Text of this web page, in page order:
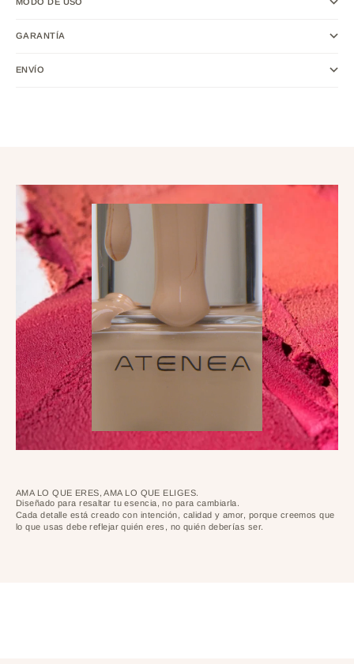
GARANTÍA
ENVÍO
AMA LO QUE ERES, AMA LO QUE ELIGES.
Diseñado para resaltar tu esencia, no para cambiarla.
Cada detalle está creado con intención, calidad y amor, porque creemos que
lo que usas debe reflejar quién eres, no quién deberías ser.